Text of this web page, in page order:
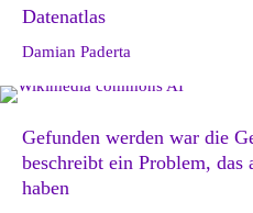
Datenatlas
Damian Paderta
Gefunden werden war die
beschreibt ein Problem, das
haben